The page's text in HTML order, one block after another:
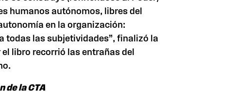
humanos autónomos, libres del
en la organización:
todas las subjetividades”, finalizó la
libro recorrió las entrañas del
de la CTA